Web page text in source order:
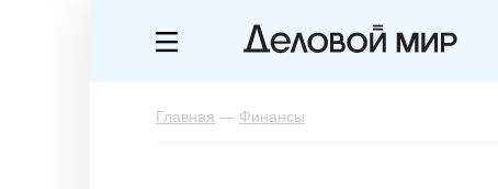
Главная — Финансы